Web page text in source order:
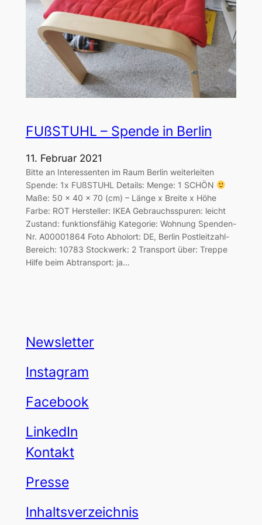
FUßSTUHL – Spende in Berlin
11. Februar 2021
Bitte an Interessenten im Raum Berlin weiterleiten
Spende: 1x FUßSTUHL Details: Menge: 1 SCHÖN
Maße: 50 x 40 x 70 (cm) – Länge x Breite x Höhe
Farbe: ROT Hersteller: IKEA Gebrauchsspuren: leicht
Zustand: funktionsfähig Kategorie: Wohnung Spenden-
Nr. A00001864 Foto Abholort: DE, Berlin Postleitzahl-
Bereich: 10783 Stockwerk: 2 Transport über: Treppe
Hilfe beim Abtransport: ja…
Newsletter
Instagram
Facebook
LinkedIn
Kontakt
Presse
Inhaltsverzeichnis